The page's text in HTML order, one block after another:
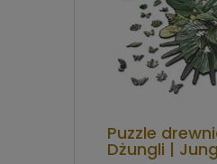
Puzzle
Dżungli |